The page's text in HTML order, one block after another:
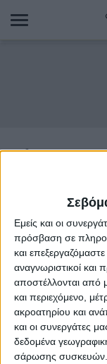
Εμείς και οι
πρόσβαση σε
και
αναγνωριστικοί
αποστέλλονται από
και περιεχόμενο,
ακροατηρίου και
και οι συνεργάτες
δεδομένα
σάρωσης συσκευών.
Παράκαμψη
προς
s1
Υπόλοιπα